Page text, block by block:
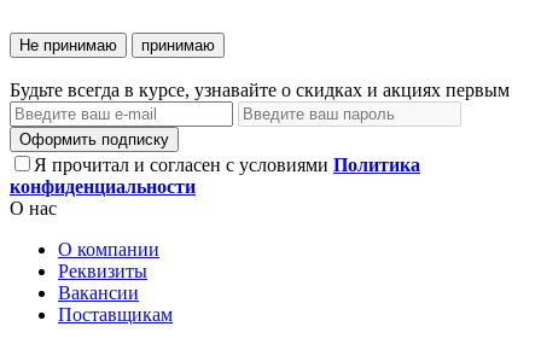
Не принимаю принимаю
Будьте всегда в курсе, узнавайте о скидках и акциях первым
Оформить подписку
Я прочитал и согласен с условиями Политика
конфиденциальности
О нас
О компании
Реквизиты
Вакансии
Поставщикам